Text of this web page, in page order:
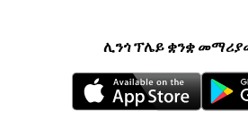
ሊንጎ ፕሌይ ቋንቋ